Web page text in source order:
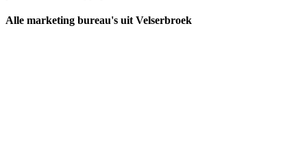
Alle marketing bureau's uit Velserbroek